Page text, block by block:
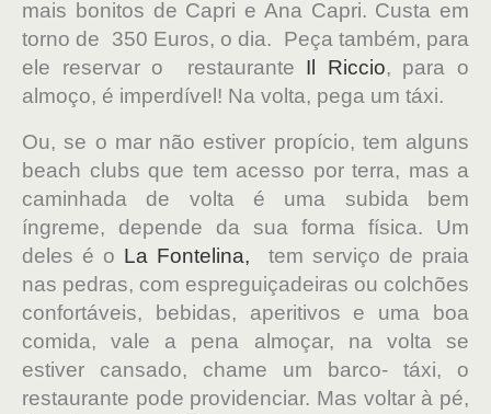
mais bonitos de Capri e Ana Capri. Custa em
torno de 350 Euros, o dia. Peça também, para
ele reservar o
restaurante Il Riccio, para o
almoço, é imperdível! Na volta, pega um táxi.
Ou, se o mar não estiver propício, tem alguns
beach clubs que tem acesso por terra, mas a
caminhada de volta é uma subida bem
íngreme, depende da sua forma física. Um
deles é o La Fontelina,
tem serviço de praia
nas pedras, com espreguiçadeiras ou colchões
confortáveis, bebidas, aperitivos e uma boa
comida, vale a pena almoçar, na volta se
estiver cansado, chame um barco- táxi, o
restaurante pode providenciar. Mas voltar à pé,